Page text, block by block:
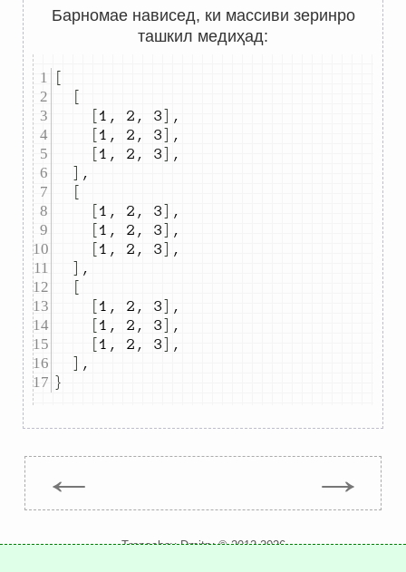
Барномае нависед, ки массиви зеринро
ташкил медиҳад:
[
[
[1 , 2 , 3] ,
[1 , 2 , 3] ,
[1 , 2 , 3] ,
] ,
[
[1 , 2 , 3] ,
[1 , 2 , 3] ,
[1 , 2 , 3] ,
] ,
[
[1 , 2 , 3] ,
[1 , 2 , 3] ,
[1 , 2 , 3] ,
] ,
}
← →
Trepachev Dmitry © 2012-2026